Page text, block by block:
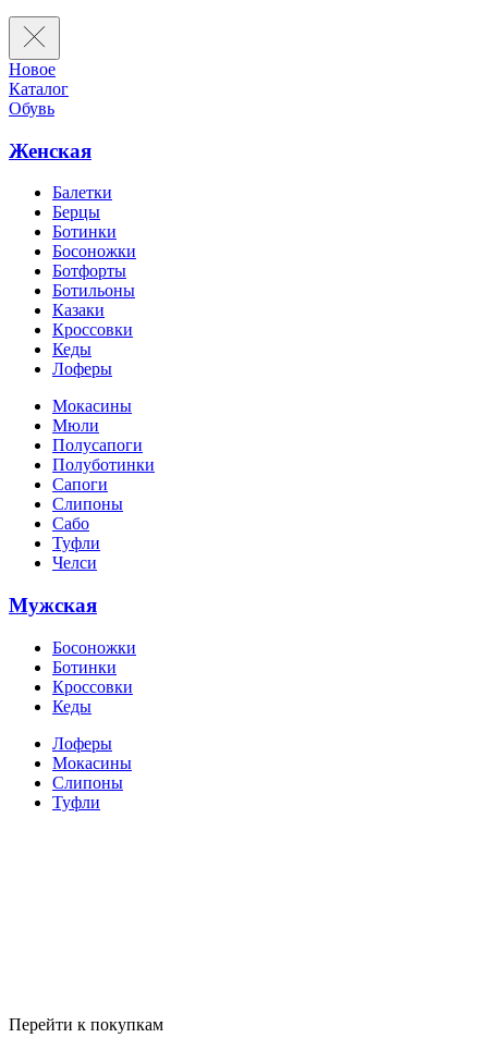
Новое
Каталог
Обувь
Женская
Балетки
Берцы
Ботинки
Босоножки
Ботфорты
Ботильоны
Казаки
Кроссовки
Кеды
Лоферы
Мокасины
Мюли
Полусапоги
Полуботинки
Сапоги
Слипоны
Сабо
Туфли
Челси
Мужская
Босоножки
Ботинки
Кроссовки
Кеды
Лоферы
Мокасины
Слипоны
Туфли
Перейти к покупкам